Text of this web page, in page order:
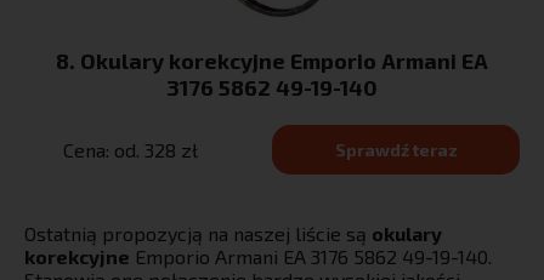
8. Okulary korekcyjne Emporio Armani EA
3176 5862 49-19-140
Cena: od. 328 zł Sprawdź teraz
Ostatnią propozycją na naszej liście są okulary
korekcyjne Emporio Armani EA 3176 5862 49-19-140.